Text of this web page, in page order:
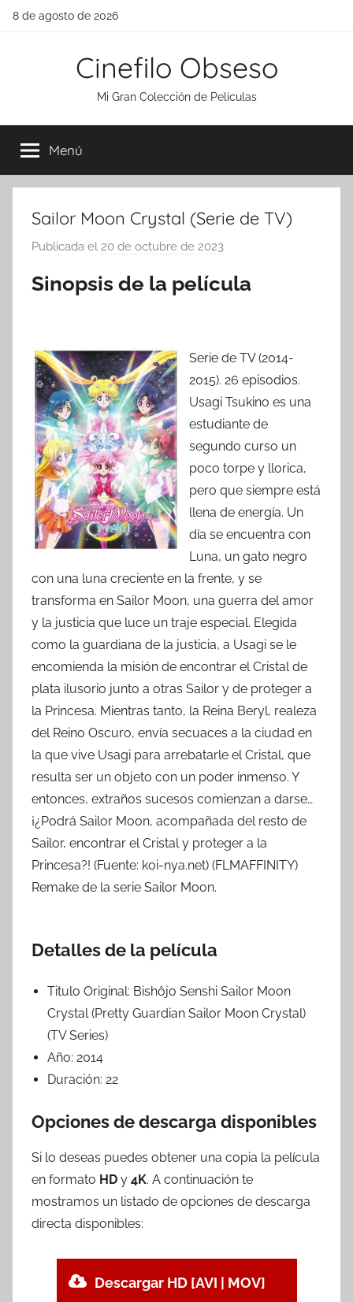
Saltar
8 de agosto de 2026
Cinefilo Obseso
Mi Gran Colección de Películas
Menú
Sailor Moon Crystal (Serie de TV)
Publicada el 20 de octubre de 2023
r
Sinopsis de la película
Serie de TV (2014-
2015). 26 episodios.
Usagi Tsukino es una
estudiante de
segundo curso un
poco torpe y llorica,
pero que siempre está
llena de energía. Un
día se encuentra con
Luna, un gato negro
con una luna creciente en la frente, y se
transforma en Sailor Moon, una guerra del amor
y la justicia que luce un traje especial. Elegida
como la guardiana de la justicia, a Usagi se le
encomienda la misión de encontrar el Cristal de
plata ilusorio junto a otras Sailor y de proteger a
la Princesa. Mientras tanto, la Reina Beryl, realeza
del Reino Oscuro, envía secuaces a la ciudad en
la que vive Usagi para arrebatarle el Cristal, que
resulta ser un objeto con un poder inmenso. Y
entonces, extraños sucesos comienzan a darse…
¡¿Podrá Sailor Moon, acompañada del resto de
Sailor, encontrar el Cristal y proteger a la
Princesa?! (Fuente: koi-nya.net) (FLMAFFINITY)
Remake de la serie Sailor Moon.
Detalles de la película
Titulo Original: Bishôjo Senshi Sailor Moon
Crystal (Pretty Guardian Sailor Moon Crystal)
(TV Series)
Año: 2014
Duración: 22
Opciones de descarga disponibles
Si lo deseas puedes obtener una copia la película
en formato HD y 4K. A continuación te
mostramos un listado de opciones de descarga
directa disponibles:
Descargar HD [AVI | MOV]